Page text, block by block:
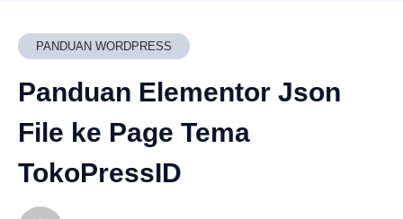
Keamanan
CPanel
Billing
PANDUAN WORDPRESS
Panduan Elementor Json
File ke Page Tema
TokoPressID